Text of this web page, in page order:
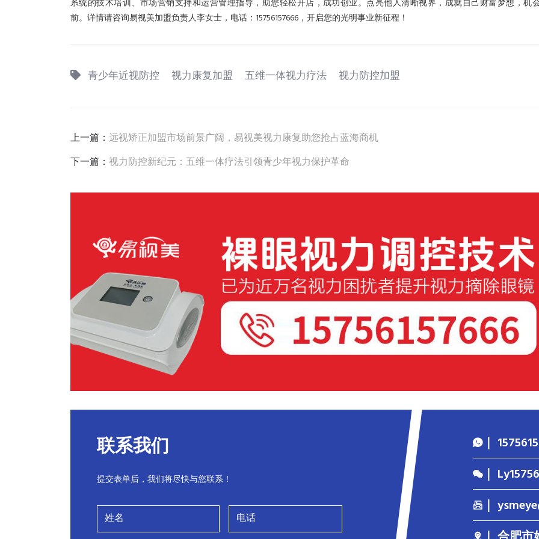
系统的技术培训、市场营销支持和运营管理指导，助您轻松开店，成功创业。点亮他人清晰视界，成就自己财富梦想，机
前。详情请咨询易视美加盟负责人李女士，电话：15756157666，开启您的光明事业新征程！
青少年近视防控 视力康复加盟 五维一体视力疗法 视力防控加盟
上一篇： 远视矫正加盟市场前景广阔，易视美视力康复助您抢占蓝海商机
下一篇： 视力防控新纪元：五维一体疗法引领青少年视力保护革命
联系我们
提交表单后，我们将尽快与您联系！
｜
｜
｜